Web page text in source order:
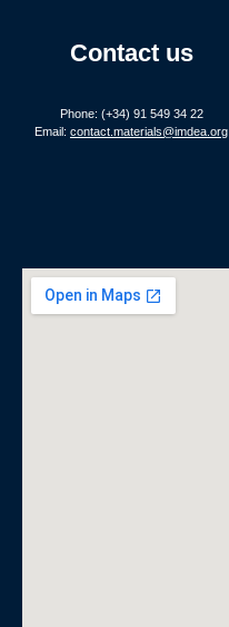
Contact us
Phone: (+34) 91 549 34 22
Email: contact.materials@imdea.org